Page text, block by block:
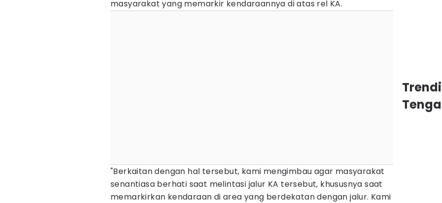
masyarakat yang memarkir kendaraannya di atas rel KA.
"Berkaitan dengan hal tersebut, kami mengimbau agar masyarakat
senantiasa berhati saat melintasi jalur KA tersebut, khususnya saat
memarkirkan kendaraan di area yang berdekatan dengan jalur. Kami